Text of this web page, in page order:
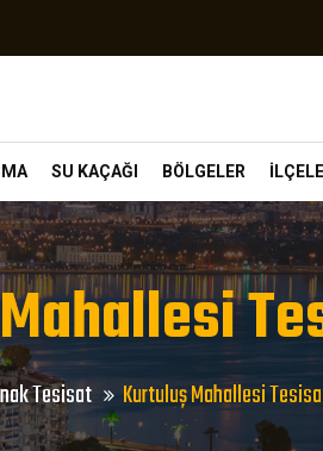
SU KAÇAĞI BÖLGELER
Tesisat Kurtuluş Mahallesi